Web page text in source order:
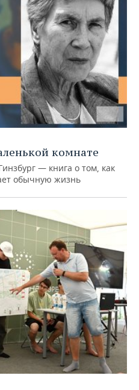
комнате
— книга о том, как
обычную жизнь